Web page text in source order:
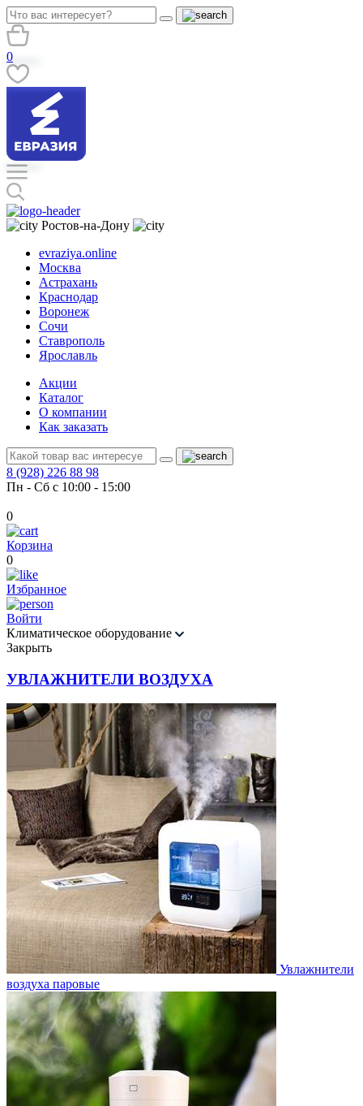
0
Ростов-на-Дону
evraziya.online
Москва
Астрахань
Краснодар
Воронеж
Сочи
Ставрополь
Ярославль
Акции
Каталог
О компании
Как заказать
8 (928) 226 88 98
Пн - Сб с 10:00 - 15:00
0
Корзина
0
Избранное
Войти
Климатическое оборудование
Закрыть
УВЛАЖНИТЕЛИ ВОЗДУХА
Увлажнители
воздуха паровые